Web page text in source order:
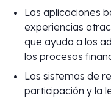
Las aplicaciones
experiencias
que ayuda a los
los procesos
Los sistemas de
participación y la